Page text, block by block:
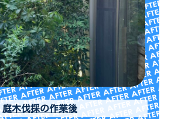
庭木伐採の作業後